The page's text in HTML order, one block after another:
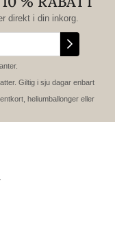
direkt i din inkorg.
Giltig i sju dagar enbart
heliumballonger eller